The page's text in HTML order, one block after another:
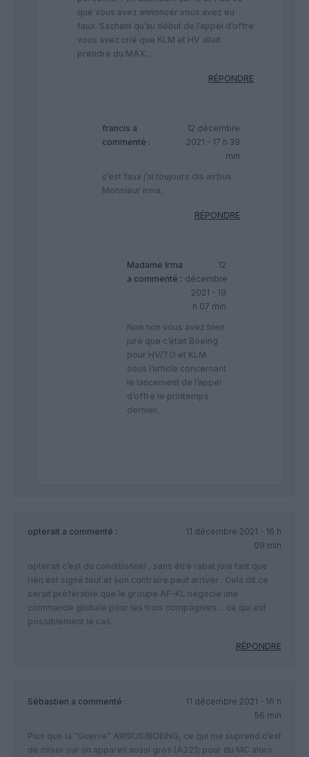
que vous avez annoncer vous avez eu
faux. Sachant qu’au début de l’appel d’offre
vous avez crié que KLM et HV allait
prendre du MAX…
RÉPONDRE
francis a
commenté :
12 décembre
2021 - 17 h 39
min
c’est faux j’ai toujours dis airbus
Monsieur irma.
RÉPONDRE
Madame Irma
a commenté :
12
décembre
2021 - 19
h 07 min
Non non vous avez bien
juré que c’était Boeing
pour HV/TO et KLM
sous l’article concernant
le lancement de l’appel
d’offre le printemps
dernier.
opterait a commenté :
11 décembre 2021 - 16 h
09 min
opterait c’est du conditionnel , sans être rabat joie tant que
rien est signé tout et son contraire peut arriver . Cela dit ce
serait préférable que le groupe AF-KL négocie une
commande globale pour les trois compagnies… ce qui est
possiblement le cas.
RÉPONDRE
Sébastien a commenté :
11 décembre 2021 - 16 h
56 min
Plus que la “Guerre” AIRBUS/BOEING, ce qui me suprend c’est
de miser sur un appareil aussi gros (A321) pour du MC alors